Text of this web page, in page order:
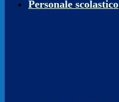
Personale scolastico